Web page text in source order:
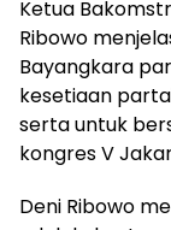
Ketua
Ribowo
Bayangkara
kesetiaan
serta untuk
kongres V
Deni Ribowo